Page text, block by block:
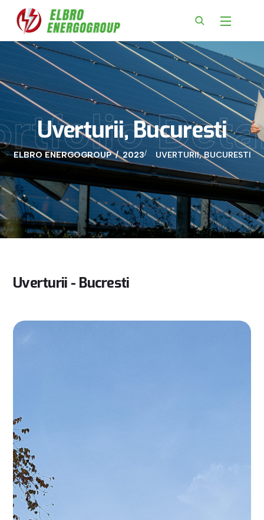
Uverturii, Bucuresti
ELBRO ENERGOGROUP 2023 UVERTURII, BUCURESTI
Uverturii - Bucresti